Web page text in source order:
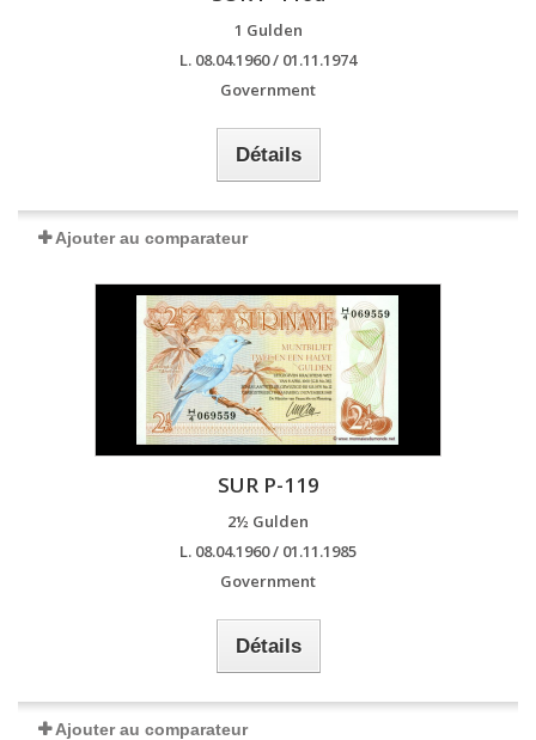
1 Gulden
L. 08.04.1960 / 01.11.1974
Government
Détails
Ajouter au comparateur
SUR P-119
2½ Gulden
L. 08.04.1960 / 01.11.1985
Government
Détails
Ajouter au comparateur